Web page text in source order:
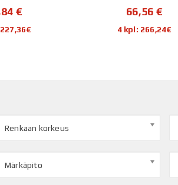
€ 66,56 €
4 kpl: 266,24€
Renkaan korkeus
Märkäpito